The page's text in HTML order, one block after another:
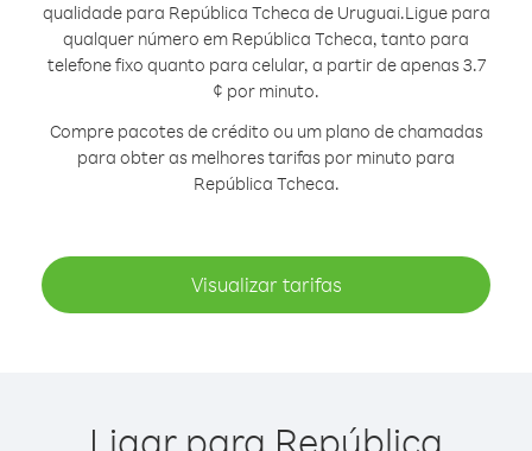
qualidade para República Tcheca de Uruguai.Ligue para
qualquer número em República Tcheca, tanto para
telefone fixo quanto para celular, a partir de apenas 3.7
¢ por minuto.
Compre pacotes de crédito ou um plano de chamadas
para obter as melhores tarifas por minuto para
República Tcheca.
Visualizar tarifas
Ligar para República